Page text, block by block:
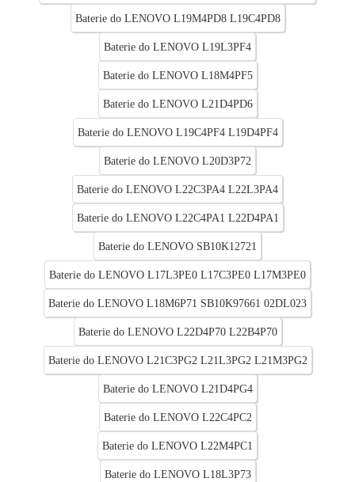
Baterie do LENOVO L19M4PD8 L19C4PD8
Baterie do LENOVO L19L3PF4
Baterie do LENOVO L18M4PF5
Baterie do LENOVO L21D4PD6
Baterie do LENOVO L19C4PF4 L19D4PF4
Baterie do LENOVO L20D3P72
Baterie do LENOVO L22C3PA4 L22L3PA4
Baterie do LENOVO L22C4PA1 L22D4PA1
Baterie do LENOVO SB10K12721
Baterie do LENOVO L17L3PE0 L17C3PE0 L17M3PE0
Baterie do LENOVO L18M6P71 SB10K97661 02DL023
Baterie do LENOVO L22D4P70 L22B4P70
Baterie do LENOVO L21C3PG2 L21L3PG2 L21M3PG2
Baterie do LENOVO L21D4PG4
Baterie do LENOVO L22C4PC2
Baterie do LENOVO L22M4PC1
Baterie do LENOVO L18L3P73